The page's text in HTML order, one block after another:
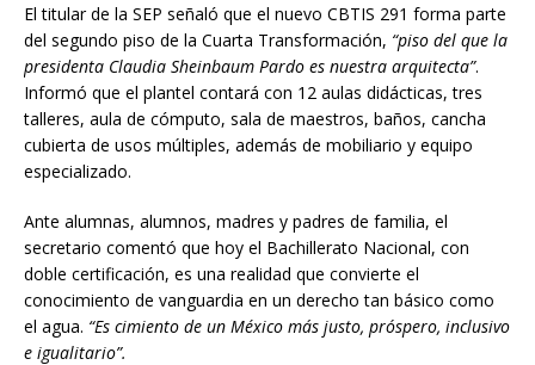
El titular de la SEP señaló que el nuevo CBTIS 291 forma parte
del segundo piso de la Cuarta Transformación, “piso del que la
presidenta Claudia Sheinbaum Pardo es nuestra arquitecta”.
Informó que el plantel contará con 12 aulas didácticas, tres
talleres, aula de cómputo, sala de maestros, baños, cancha
cubierta de usos múltiples, además de mobiliario y equipo
especializado.
Ante alumnas, alumnos, madres y padres de familia, el
secretario comentó que hoy el Bachillerato Nacional, con
doble certificación, es una realidad que convierte el
conocimiento de vanguardia en un derecho tan básico como
el agua. “Es cimiento de un México más justo, próspero, inclusivo
e igualitario”.